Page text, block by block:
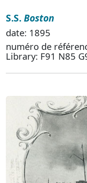
S.S.Boston
date: 1895
numéro de
Library: F91 N85